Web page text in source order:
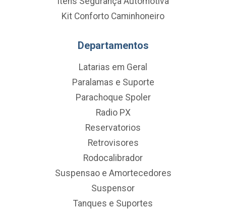
Kit Conforto Caminhoneiro
Departamentos
Latarias em Geral
Paralamas e Suporte
Parachoque Spoler
Radio PX
Reservatorios
Retrovisores
Rodocalibrador
Suspensao e Amortecedores
Suspensor
Tanques e Suportes